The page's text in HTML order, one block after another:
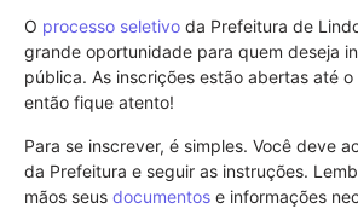
O processo seletivo da Prefeitura de
grande oportunidade para quem deseja
pública. As inscrições estão abertas até
então fique atento!
Para se inscrever, é simples. Você deve
da Prefeitura e seguir as instruções.
mãos seus documentos e informações